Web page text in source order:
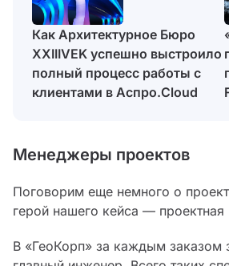
Как Архитектурное Бюро
XXIIIVEK успешно выстроило
полный процесс работы с
клиентами в Аспро.Cloud
Менеджеры проектов
Поговорим еще немного о
герой нашего кейса — проектная
В «ГеоКорп» за каждым заказом